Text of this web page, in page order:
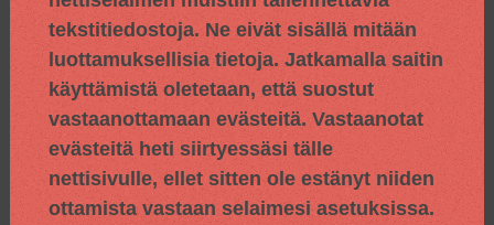
tekstitiedostoja. Ne eivät sisällä mitään
luottamuksellisia tietoja. Jatkamalla saitin
käyttämistä oletetaan, että suostut
vastaanottamaan evästeitä. Vastaanotat
evästeitä heti siirtyessäsi tälle
nettisivulle, ellet sitten ole estänyt niiden
ottamista vastaan selaimesi asetuksissa.